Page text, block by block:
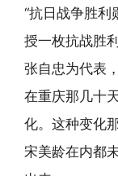
“抗日战争胜利
授一枚抗战胜
张自忠为代表
在重庆那几十
化。这种变化
宋美龄在内都